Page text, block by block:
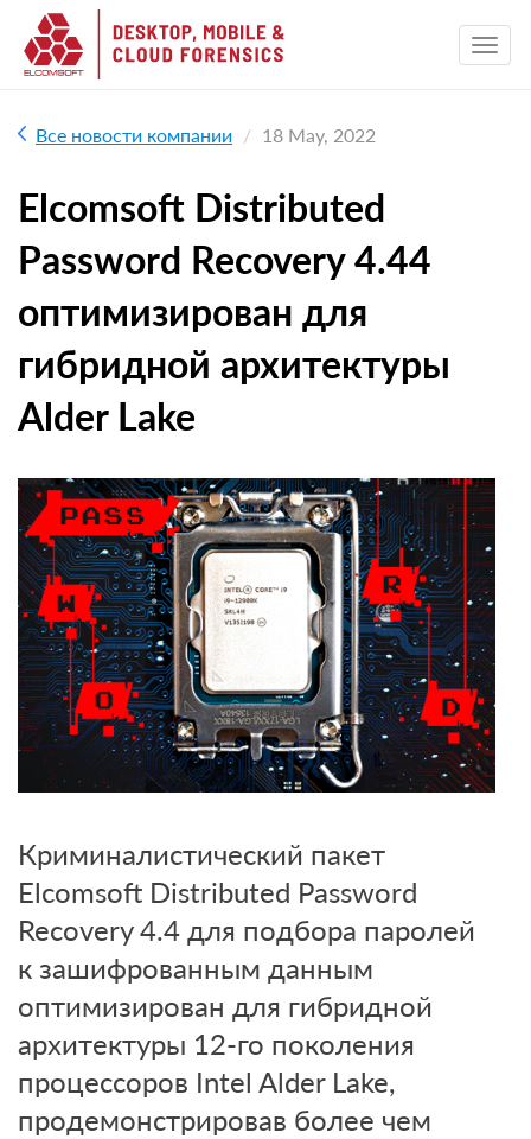
Все новости компании 18 May, 2022
Elcomsoft Distributed
Password Recovery 4.44
оптимизирован для
гибридной архитектуры
Alder Lake
Криминалистический пакет
Elcomsoft Distributed Password
Recovery 4.4 для подбора паролей
к зашифрованным данным
оптимизирован для гибридной
архитектуры 12-го поколения
процессоров Intel Alder Lake,
продемонстрировав более чем